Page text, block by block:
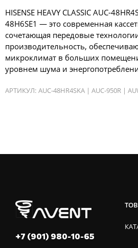
HISENSE HEAVY CLASSIC AUC-
48H6SE1 — это современная
сочетающая передовые
производительность,
микроклимат в больших
уровнем шума и
АРТИКУЛ: AUC-48HR4SKA | AUC-950R |
+7 (901) 980-10-65